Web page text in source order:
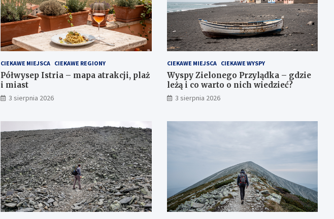
CIEKAWE MIEJSCA CIEKAWE REGIONY
Półwysep Istria – mapa atrakcji, plaż
i miast
3 sierpnia 2026
CIEKAWE MIEJSCA CIEKAWE WYSPY
Wyspy Zielonego Przylądka – gdzie
leżą i co warto o nich wiedzieć?
3 sierpnia 2026